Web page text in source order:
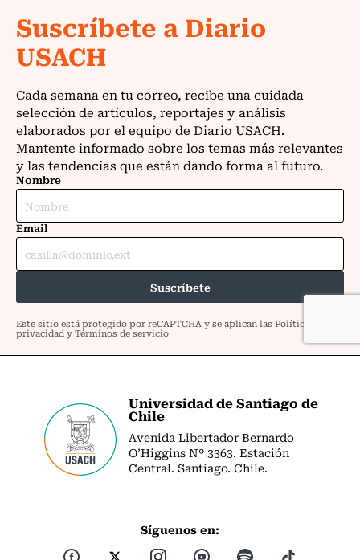
Universidad de Santiago de
Chile
Avenida Libertador Bernardo
O’Higgins Nº 3363. Estación
Central. Santiago. Chile.
Síguenos en: